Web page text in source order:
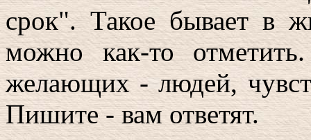
срок". Такое бывает в
можно как-то
желающих - людей,
Пишите - вам ответят.